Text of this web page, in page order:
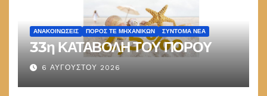
ΑΝΑΚΟΙΝΏΣΕΙΣ ΠΌΡΟΣ ΤΕ ΜΗΧΑΝΙΚΏΝ ΣΎΝΤΟΜΑ ΝΈΑ
33η ΚΑΤΑΒΟΛΗ ΤΟΥ ΠΟΡΟΥ
6 ΑΥΓΟΎΣΤΟΥ 2026